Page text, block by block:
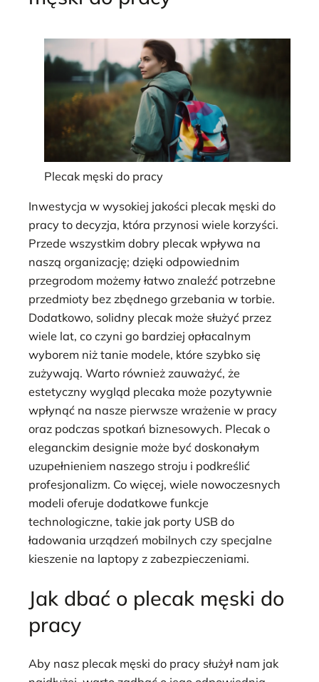
Plecak męski do pracy
Inwestycja w wysokiej jakości plecak męski do
pracy to decyzja, która przynosi wiele korzyści.
Przede wszystkim dobry plecak wpływa na
naszą organizację; dzięki odpowiednim
przegrodom możemy łatwo znaleźć potrzebne
przedmioty bez zbędnego grzebania w torbie.
Dodatkowo, solidny plecak może służyć przez
wiele lat, co czyni go bardziej opłacalnym
wyborem niż tanie modele, które szybko się
zużywają. Warto również zauważyć, że
estetyczny wygląd plecaka może pozytywnie
wpłynąć na nasze pierwsze wrażenie w pracy
oraz podczas spotkań biznesowych. Plecak o
eleganckim designie może być doskonałym
uzupełnieniem naszego stroju i podkreślić
profesjonalizm. Co więcej, wiele nowoczesnych
modeli oferuje dodatkowe funkcje
technologiczne, takie jak porty USB do
ładowania urządzeń mobilnych czy specjalne
kieszenie na laptopy z zabezpieczeniami.
Jak dbać o plecak męski do
pracy
Aby nasz plecak męski do pracy służył nam jak